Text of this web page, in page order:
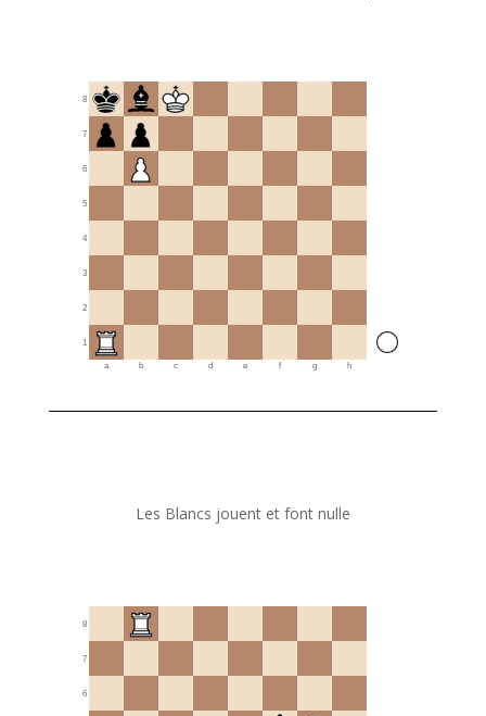
1
2
3
4
5
6
7
8
a b c d e f g h
Les Blancs jouent et font nulle
6
7
8